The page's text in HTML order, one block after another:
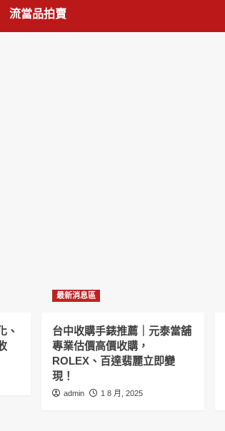
流當品拍賣
、
最新消息區
台中收購手錶推薦｜元泰當舖
專業估價高價收購，
ROLEX、百達翡麗立即變
現！
admin 1 8 月, 2025